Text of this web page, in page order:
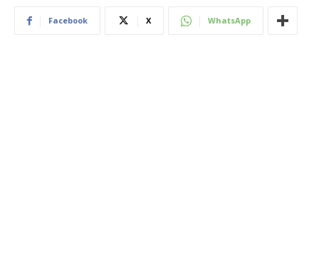
Facebook X WhatsApp